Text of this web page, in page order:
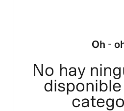
Oh -
No hay